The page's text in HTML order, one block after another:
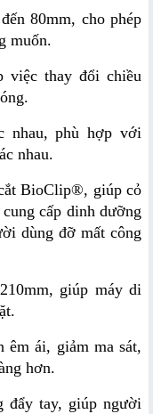
80mm, cho phép
muốn.
việc thay đổi chiều
nhau, phù hợp với
nhau.
BioClip®, giúp cỏ
cấp dinh dưỡng
dùng đỡ mất công
giúp máy di
êm ái, giảm ma sát,
hơn.
đẩy tay, giúp người